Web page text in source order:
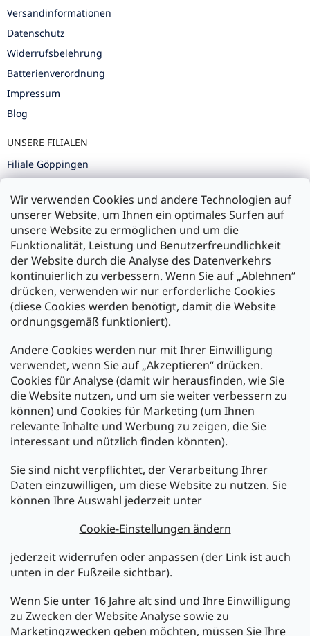
Wir verwenden Cookies und andere Technologien auf
unserer Website, um Ihnen ein optimales Surfen auf
unsere Website zu ermöglichen und um die
Funktionalität, Leistung und Benutzerfreundlichkeit
der Website durch die Analyse des Datenverkehrs
kontinuierlich zu verbessern. Wenn Sie auf „Ablehnen“
drücken, verwenden wir nur erforderliche Cookies
(diese Cookies werden benötigt, damit die Website
ordnungsgemäß funktioniert).
Andere Cookies werden nur mit Ihrer Einwilligung
verwendet, wenn Sie auf „Akzeptieren“ drücken.
Cookies für Analyse (damit wir herausfinden, wie Sie
die Website nutzen, und um sie weiter verbessern zu
können) und Cookies für Marketing (um Ihnen
relevante Inhalte und Werbung zu zeigen, die Sie
interessant und nützlich finden könnten).
Sie sind nicht verpflichtet, der Verarbeitung Ihrer
Daten einzuwilligen, um diese Website zu nutzen. Sie
können Ihre Auswahl jederzeit unter
Cookie-Einstellungen ändern
jederzeit widerrufen oder anpassen (der Link ist auch
unten in der Fußzeile sichtbar).
Wenn Sie unter 16 Jahre alt sind und Ihre Einwilligung
zu Zwecken der Website Analyse sowie zu
Marketingzwecken geben möchten, müssen Sie Ihre
Versandinformationen
Datenschutz
Widerrufsbelehrung
Batterienverordnung
Impressum
Blog
UNSERE FILIALEN
Filiale Göppingen
Filiale Ulm
Zahlung und Versand
Versand mit:
Zahlarten:
Newsletter abonnieren
Legen Sie Ihre E-Mail ein und wir werden Ihnen Informationen
über neue Produkte in unserem E-Shop zusenden.
E-Mail
Melden Sie sich jetzt für den mükra Newsletter an,
kostenlos und jederzeit kündbar! Mit der Anmeldung zum
Newsletter bestätigen Sie Ihr Einverständnis mit der
Datenschutzerklärung.